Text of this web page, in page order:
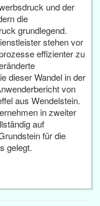
und der
die
grundlegend.
stehen vor
effizienter zu
dieser Wandel in der
von
aus Wendelstein.
in zweiter
auf
für die
gelegt.